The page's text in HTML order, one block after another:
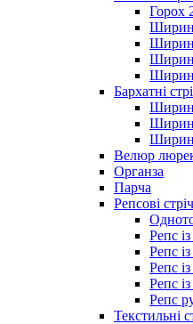
Горох
Бархатні
Велюр
Органза
Парча
Репсові
Репс
Репс
Репс
Репс
Репс
Текстильні